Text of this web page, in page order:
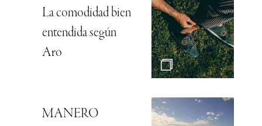
La comodidad bien
entendida según
Aro
MANERO